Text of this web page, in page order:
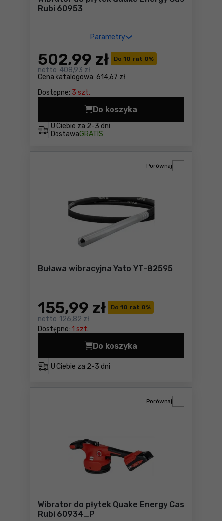
Rubi 60953
Parametry
Do 10 rat 0%
Cena katalogowa: 614,67 zł
502,99 zł
netto: 408,93 zł
Dostępne: 3 szt.
U Ciebie za 2-3 dni
DostawaGRATIS
Do koszyka
Wibrator do płytek Quake
Buława wibracyjna Yato YT-82595
Do 10 rat 0%
155,99 zł
netto: 126,82 zł
Dostępne: 1 szt.
Porównaj
U Ciebie za 2-3 dni
Do koszyka
Buława wibracyjna Yato
Wibrator do płytek Quake Energy Cas
Rubi 60934_P
Porównaj